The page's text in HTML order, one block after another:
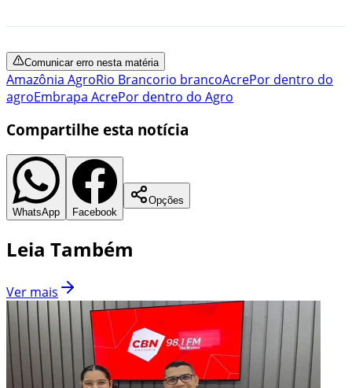
Comunicar erro nesta matéria
Amazônia AgroRio Brancorio brancoAcrePor dentro do
agroEmbrapa AcrePor dentro do Agro
Compartilhe esta notícia
WhatsApp Facebook
Opções
Leia Também
Ver mais